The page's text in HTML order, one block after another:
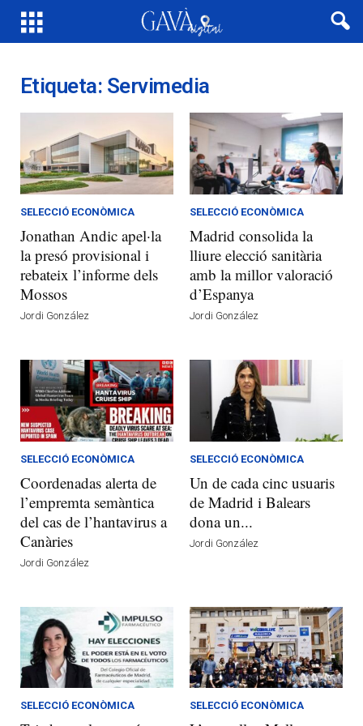
Etiqueta: Servimedia
SELECCIÓ ECONÒMICA
Jonathan Andic apel·la
la presó provisional i
rebateix l’informe dels
Mossos
Jordi González
SELECCIÓ ECONÒMICA
Madrid consolida la
lliure elecció sanitària
amb la millor valoració
d’Espanya
Jordi González
SELECCIÓ ECONÒMICA
Coordenadas alerta de
l’empremta semàntica
del cas de l’hantavirus a
Canàries
Jordi González
SELECCIÓ ECONÒMICA
Un de cada cinc usuaris
de Madrid i Balears
dona un...
Jordi González
SELECCIÓ ECONÒMICA SELECCIÓ ECONÒMICA